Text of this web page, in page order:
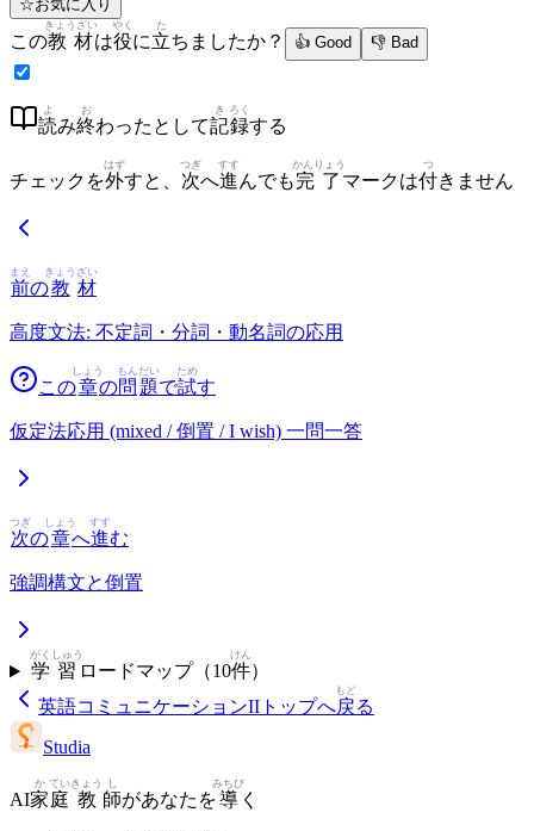
☆お気に 入 り
この教材
きょうざい
は役
やく
に立
た
ちましたか？ 👍 Good 👎 Bad
読
よ
み終
お
わったとして記
き
録
ろく
する
チェックを外
はず
すと、 次
つぎ
へ進
すす
んでも完了
かんりょう
マークは付
つ
きません
前
まえ
の教
きょう
材
ざい
高度文法: 不定詞・分詞・動名詞の応用
この章
しょう
の問
もん
題
だい
で試
ため
す
仮定法応用 (mixed / 倒置 / I wish) 一問一答
次
つぎ
の章
しょう
へ進
すす
む
強調構文と倒置
学
がく
習
しゅう
ロードマップ（10件
けん
）
英語コミュニケーションII トップへ戻
もど
る
Studia
AI家
か
庭
てい
教
きょう
師
し
があなたを導
みちび
く